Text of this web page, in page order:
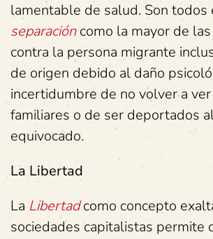
lamentable de salud. Son
separacióncomo la mayor de
contra la persona migrante
de origen debido al daño
incertidumbre de no volver a ver
familiares o de ser deportados
equivocado.
La Libertad
La Libertadcomo concepto
sociedades capitalistas permite